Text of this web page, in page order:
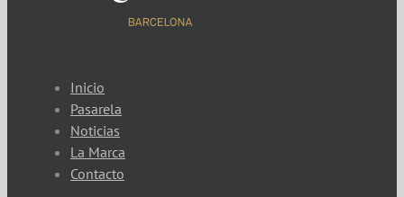
Inicio
Pasarela
Noticias
La Marca
Contacto